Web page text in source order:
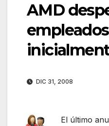
AMD
DIC 31, 2008
El último